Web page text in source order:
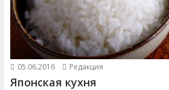
05.06.2016 Редакция
Японская кухня